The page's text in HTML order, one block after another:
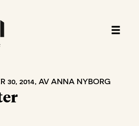
30, 2014, AV ANNA NYBORG